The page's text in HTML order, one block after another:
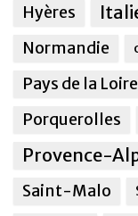
Hyères
Normandie
Pays de la Loire
Porquerolles
Provence-
Saint-Malo